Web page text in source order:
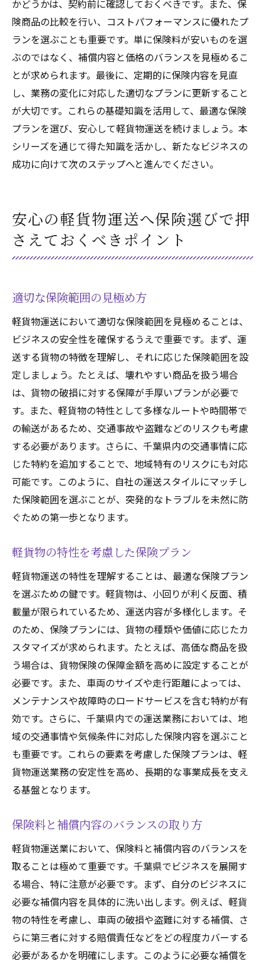
かどうかは、契約前に確認しておくべきです。また、保
険商品の比較を行い、コストパフォーマンスに優れたプ
ランを選ぶことも重要です。単に保険料が安いものを選
ぶのではなく、補償内容と価格のバランスを見極めるこ
とが求められます。最後に、定期的に保険内容を見直
し、業務の変化に対応した適切なプランに更新すること
が大切です。これらの基礎知識を活用して、最適な保険
プランを選び、安心して軽貨物運送を続けましょう。本
シリーズを通じて得た知識を活かし、新たなビジネスの
成功に向けて次のステップへと進んでください。
安心の軽貨物運送へ保険選びで押
さえておくべきポイント
適切な保険範囲の見極め方
軽貨物運送において適切な保険範囲を見極めることは、
ビジネスの安全性を確保するうえで重要です。まず、運
送する貨物の特徴を理解し、それに応じた保険範囲を設
定しましょう。たとえば、壊れやすい商品を扱う場合
は、貨物の破損に対する保障が手厚いプランが必要で
す。また、軽貨物の特性として多様なルートや時間帯で
の輸送があるため、交通事故や盗難などのリスクも考慮
する必要があります。さらに、千葉県内の交通事情に応
じた特約を追加することで、地域特有のリスクにも対応
可能です。このように、自社の運送スタイルにマッチし
た保険範囲を選ぶことが、突発的なトラブルを未然に防
ぐための第一歩となります。
軽貨物の特性を考慮した保険プラン
軽貨物運送の特性を理解することは、最適な保険プラン
を選ぶための鍵です。軽貨物は、小回りが利く反面、積
載量が限られているため、運送内容が多様化します。そ
のため、保険プランには、貨物の種類や価値に応じたカ
スタマイズが求められます。たとえば、高価な商品を扱
う場合は、貨物保険の保障金額を高めに設定することが
必要です。また、車両のサイズや走行距離によっては、
メンテナンスや故障時のロードサービスを含む特約が有
効です。さらに、千葉県内での運送業務においては、地
域の交通事情や気候条件に対応した保険内容を選ぶこと
も重要です。これらの要素を考慮した保険プランは、軽
貨物運送業務の安定性を高め、長期的な事業成長を支え
る基盤となります。
保険料と補償内容のバランスの取り方
軽貨物運送業において、保険料と補償内容のバランスを
取ることは極めて重要です。千葉県でビジネスを展開す
る場合、特に注意が必要です。まず、自分のビジネスに
必要な補償内容を具体的に洗い出します。例えば、軽貨
物の特性を考慮し、車両の破損や盗難に対する補償、さ
らに第三者に対する賠償責任などをどの程度カバーする
必要があるかを明確にします。このように必要な補償を